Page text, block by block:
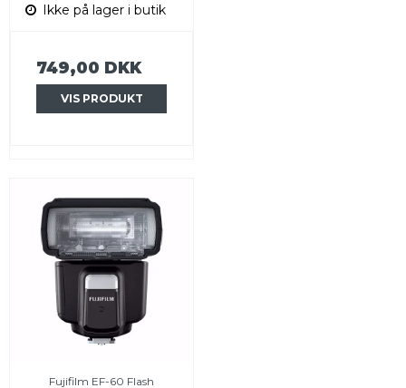
Ikke på lager i butik
749,00 DKK
VIS PRODUKT
Fujifilm EF-60 Flash